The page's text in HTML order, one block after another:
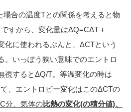
合の温度Tとの関係を考えると物
すから、変化量はΔQ=CΔT＋
化に使われるぶんと、ΔCTという
。いっぽう狭い意味でのエントロ
視するとΔQ/T。等温変化の時は
、エントロピー変化はこのΔCTの
分、気体の比熱の変化(の積分値)、